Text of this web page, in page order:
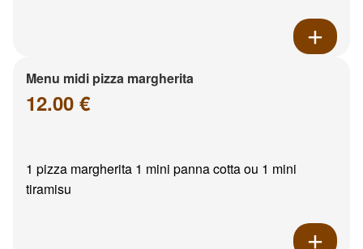
Menu midi pizza margherita
12.00 €
1 pizza margherita 1 mini panna cotta ou 1 mini
tiramisu